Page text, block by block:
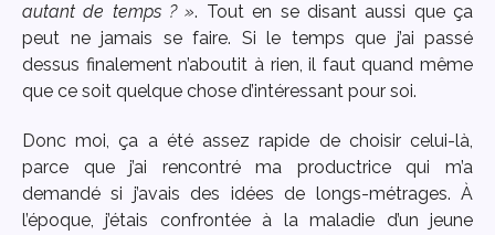
autant de temps ? ». Tout en se disant aussi que ça
peut ne jamais se faire. Si le temps que j’ai passé
dessus finalement n’aboutit à rien, il faut quand même
que ce soit quelque chose d’intéressant pour soi.
Donc moi, ça a été assez rapide de choisir celui-là,
parce que j’ai rencontré ma productrice qui m’a
demandé si j’avais des idées de longs-métrages. À
l’époque, j’étais confrontée à la maladie d’un jeune